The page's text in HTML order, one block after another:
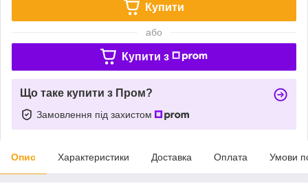
Купити
або
Купити з
Що таке купити з Пром?
Замовлення під захистом
Опис Характеристики Доставка Оплата Умови